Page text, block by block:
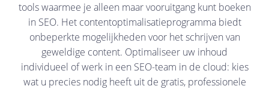
tools waarmee je alleen maar vooruitgang kunt boeken
in SEO. Het contentoptimalisatieprogramma biedt
onbeperkte mogelijkheden voor het schrijven van
geweldige content. Optimaliseer uw inhoud
individueel of werk in een SEO-team in de cloud: kies
wat u precies nodig heeft uit de gratis, professionele